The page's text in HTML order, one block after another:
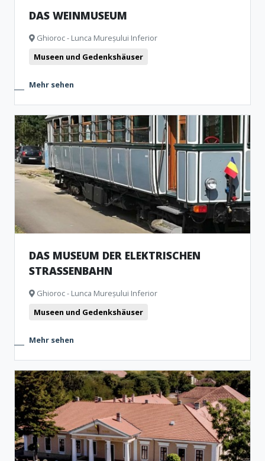
DAS WEINMUSEUM
Ghioroc - Lunca Mureșului Inferior
Museen und Gedenkshäuser
Mehr sehen
DAS MUSEUM DER ELEKTRISCHEN
STRASSENBAHN
Ghioroc - Lunca Mureșului Inferior
Museen und Gedenkshäuser
Mehr sehen